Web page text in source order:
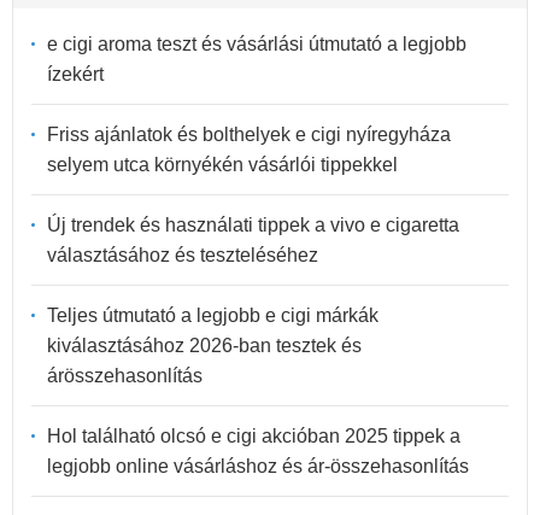
e cigi aroma teszt és vásárlási útmutató a legjobb
ízekért
Friss ajánlatok és bolthelyek e cigi nyíregyháza
selyem utca környékén vásárlói tippekkel
Új trendek és használati tippek a vivo e cigaretta
választásához és teszteléséhez
Teljes útmutató a legjobb e cigi márkák
kiválasztásához 2026-ban tesztek és
árösszehasonlítás
Hol található olcsó e cigi akcióban 2025 tippek a
legjobb online vásárláshoz és ár-összehasonlítás